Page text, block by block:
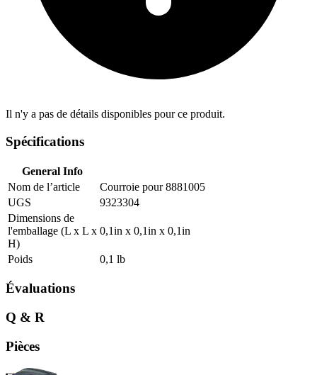
Il n'y a pas de détails disponibles pour ce produit.
Spécifications
General Info
Nom de l’article
Courroie pour 8881005
UGS
9323304
Dimensions de
l'emballage (L x L x
H)
0,1in x 0,1in x 0,1in
Poids 0,1 lb
Évaluations
Q & R
Pièces